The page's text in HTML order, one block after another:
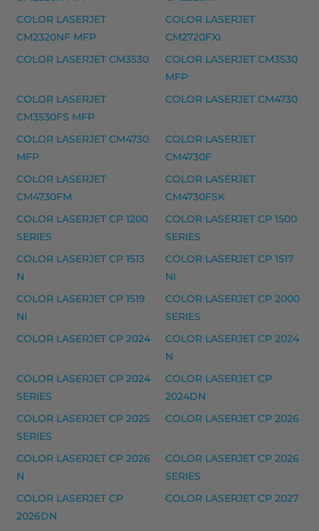
HP 203A laserkasetti, magenta – tarvike, premium
HP 203A laserkasetti, musta – tarvike, premium
HP 203X laserkasetti, keltainen – tarvike, premium
HP 203X laserkasetti, magenta – tarvike, premium
HP 203X laserkasetti, musta – tarvike, premium
Yhteensopivat tulostimet
COLOR LASERJET PRO M 254DNW, COLOR
HP 205A laserkasetti, magenta – tarvike, premium
HP 205A laserkasetti, musta – tarvike, premium
HP 205A laserkasetti, syaani – tarvike, premium
COLOR LASERJET PRO M 154 NW, COLOR
HP 207X musteet
HP 207X (W2211X) laserkasetti, syaani – tarvike,
HP 207X (W2212X) laserkasetti, keltainen – tarvike,
HP 207X (W2213X) laserkasetti, magenta – tarvike,
COLOR LASERJET
CM2320NF MFP
COLOR LASERJET
CM2720FXI
COLOR LASERJET CM3530
COLOR LASERJET CM3530
MFP
COLOR LASERJET
CM3530FS MFP
COLOR LASERJET CM4730
COLOR LASERJET CM4730
MFP
COLOR LASERJET
CM4730F
COLOR LASERJET
CM4730FM
COLOR LASERJET
CM4730FSK
COLOR LASERJET CP 1200
SERIES
COLOR LASERJET CP 1500
SERIES
COLOR LASERJET CP 1513
N
COLOR LASERJET CP 1517
NI
COLOR LASERJET CP 1519
NI
COLOR LASERJET CP 2000
SERIES
COLOR LASERJET CP 2024
COLOR LASERJET CP 2024
N
COLOR LASERJET CP 2024
SERIES
COLOR LASERJET CP
2024DN
COLOR LASERJET CP 2025
SERIES
COLOR LASERJET CP 2026
COLOR LASERJET CP 2026
N
COLOR LASERJET CP 2026
SERIES
COLOR LASERJET CP
2026DN
COLOR LASERJET CP 2027